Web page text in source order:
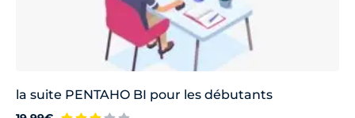
la suite PENTAHO BI pour les débutants